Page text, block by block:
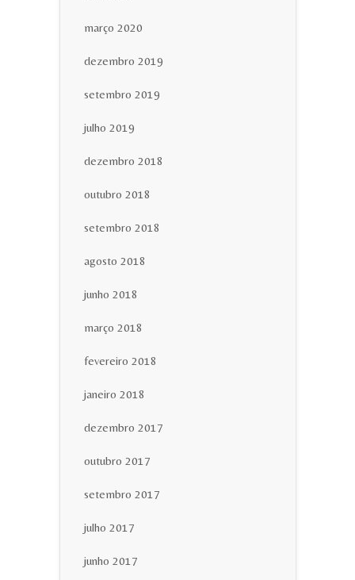
março 2020
dezembro 2019
setembro 2019
julho 2019
dezembro 2018
outubro 2018
setembro 2018
agosto 2018
junho 2018
março 2018
fevereiro 2018
janeiro 2018
dezembro 2017
outubro 2017
setembro 2017
julho 2017
junho 2017